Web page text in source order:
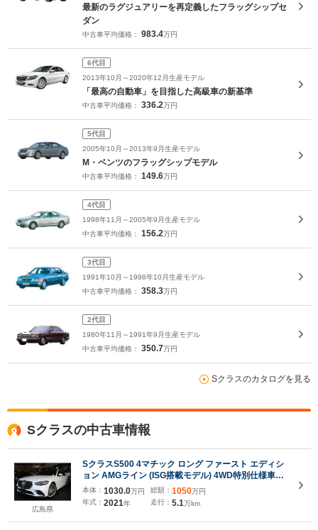
最新のラグジュアリーを再定義したフラッグシップセ
ダン
中古車平均価格： 983.4万円
6代目
2013年10月～2020年12月生産モデル
「最高の自動車」を目指した高級車の新基準
中古車平均価格： 336.2万円
5代目
2005年10月～2013年9月生産モデル
M・ベンツのフラッグシップモデル
中古車平均価格： 149.6万円
4代目
1998年11月～2005年9月生産モデル
中古車平均価格： 156.2万円
3代目
1991年10月～1998年10月生産モデル
中古車平均価格： 358.3万円
2代目
1980年11月～1991年9月生産モデル
中古車平均価格： 350.7万円
Sクラスのカタログを見る
Sクラスの中古車情報
広島県
SクラスS500 4マチック ロング ファースト エディシ
ョン AMGライン (ISG搭載モデル) 4WD特別仕様車
540台限定/リアコンフォート 左H
本体： 1030.0万円
年式： 2021年
総額： 1050万円
走行： 5.1万km